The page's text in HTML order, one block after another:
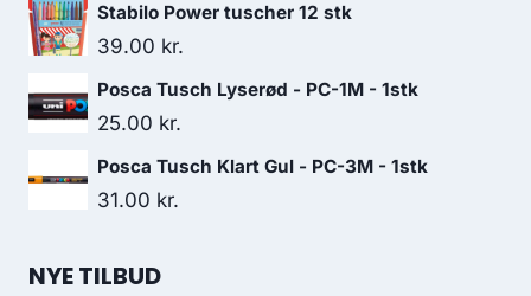
Stabilo Power tuscher 12 stk
39.00 kr.
Posca Tusch Lyserød - PC-1M - 1stk
25.00 kr.
Posca Tusch Klart Gul - PC-3M - 1stk
31.00 kr.
NYE TILBUD